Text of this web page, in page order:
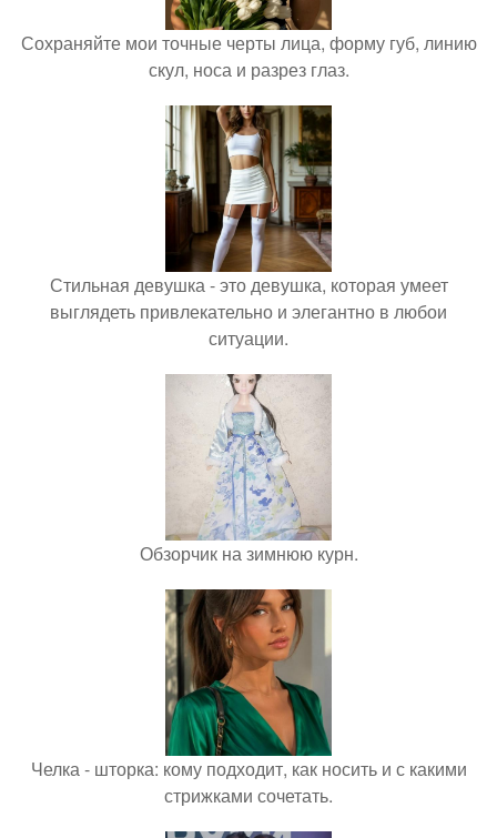
Сохраняйте мои точные черты лица, форму губ, линию
скул, носа и разрез глаз.
Стильная девушка - это девушка, которая умеет
выглядеть привлекательно и элегантно в любои
ситуации.
Обзорчик на зимнюю курн.
Челка - шторка: кому подходит, как носить и с какими
стрижками сочетать.